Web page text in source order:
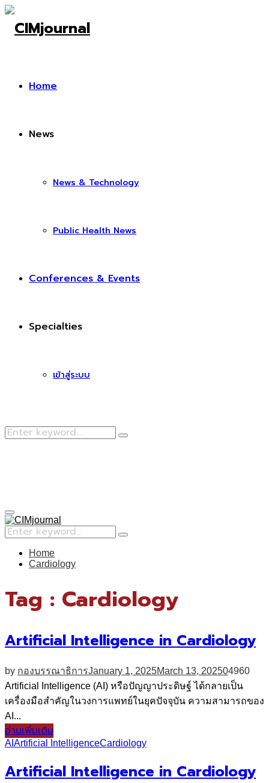
Home
News
News & Technology
Public Health News
Conferences & Events
Specialties
เข้าสู่ระบบ
Search
Search
Primary
Menu
Search
for:
Search
Home
Cardiology
Tag : Cardiology
Artificial Intelligence in Cardiology
by กองบรรณาธิการJanuary 1, 2025March 13, 202504960
Artificial Intelligence (AI) หรือปัญญาประดิษฐ์ ได้กลายเป็น
เครื่องมือสำคัญในวงการแพทย์ในยุคปัจจุบัน ความสามารถของ
AI...
อ่านเพิ่มเติม
AI Artificial IntelligenceCardiology
Artificial Intelligence in Cardiology